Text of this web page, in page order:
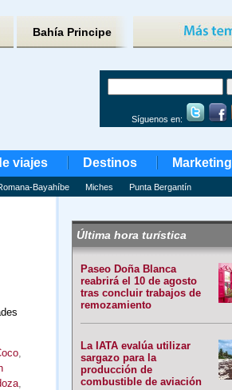
Bahía Principe
Síguenos en:
viajes Destinos Marketing
Bayahíbe Miches Punta Bergantín
,
,
Última hora turística
Paseo Doña Blanca
reabrirá el 10 de agosto
tras concluir trabajos de
remozamiento
La IATA evalúa utilizar
sargazo para la
producción de
combustible de aviación